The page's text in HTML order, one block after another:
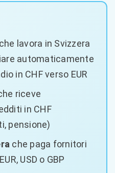
che lavora in Svizzera
automaticamente
in CHF verso EUR
riceve
in CHF
pensione)
che paga fornitori
USD o GBP